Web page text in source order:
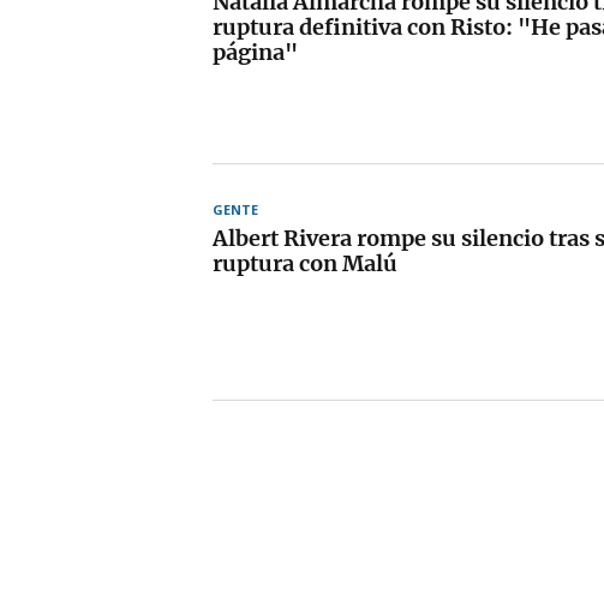
ruptura definitiva con Risto: "He
página"
GENTE
Albert Rivera rompe su silencio tras
ruptura con Malú